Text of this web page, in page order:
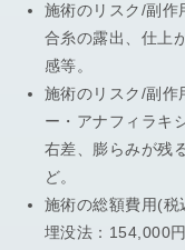
施術のリスク/副作
合糸の露出、仕上
感等。
施術のリスク/副作
ー・アナフィラキ
右差、膨らみが残
ど。
施術の総額費用(税
埋没法：154,000円